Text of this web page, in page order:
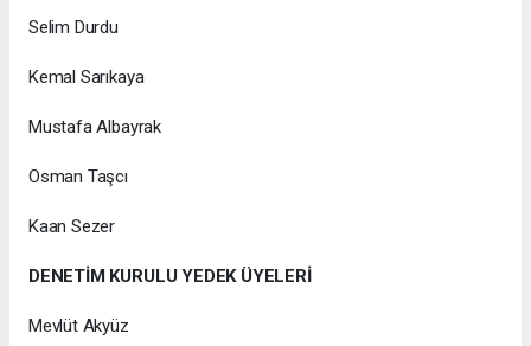
Selim Durdu
Kemal Sarıkaya
Mustafa Albayrak
Osman Taşcı
Kaan Sezer
DENETİM KURULU YEDEK ÜYELERİ
Mevlüt Akyüz